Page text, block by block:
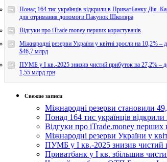
Понад 164 тис українців відкрили в ПриватБанку Дія.
для отримання допомоги Пакунок Школяра
Відгуки про iTrade.money перших користувачів
Міжнародні резерви України у квітні зросли на 10,2% –
$46,7 млрд
ПУМБ у I кв.-2025 знизив чистий прибуток на 27,2% –
1,55 млрд грн
Свежие записи
Міжнародні резерви становили
Понад 164 тис українців
Відгуки про iTrade.money перших
Міжнародні резерви України у
ПУМБ у I кв.-2025 знизив чистий
Приватбанк у І кв. збільшив